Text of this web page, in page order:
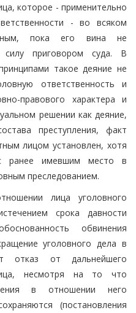
которое - применительно
- во всяком
пока его вина не
силу приговором суда. В
такое деяние не
ответственность и
правового характера и
решении как деяние,
преступления, факт
лицом установлен, хотя
имевшим место в
преследованием.
лица уголовного
срока давности
обвинения
уголовного дела в
отказ от дальнейшего
несмотря на то что
в отношении него
(постановления